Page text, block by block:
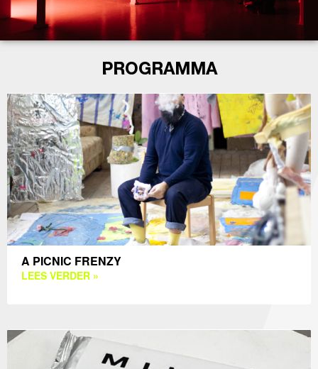
PROGRAMMA
A PICNIC FRENZY
LEES VERDER »